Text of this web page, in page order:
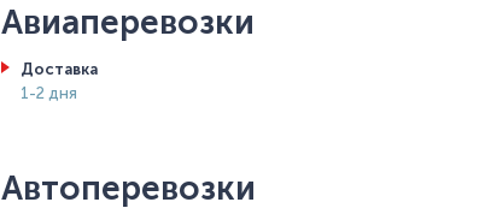
Авиаперевозки
Доставка
1-2 дня
Автоперевозки